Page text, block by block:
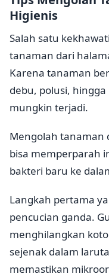
Higienis
Salah satu
tanaman dari
Karena tanaman
debu, polusi,
mungkin terjadi.
Mengolah tanaman
bisa memperparah
bakteri baru ke
Langkah pertama
pencucian ganda.
menghilangkan
sejenak dalam
memastikan